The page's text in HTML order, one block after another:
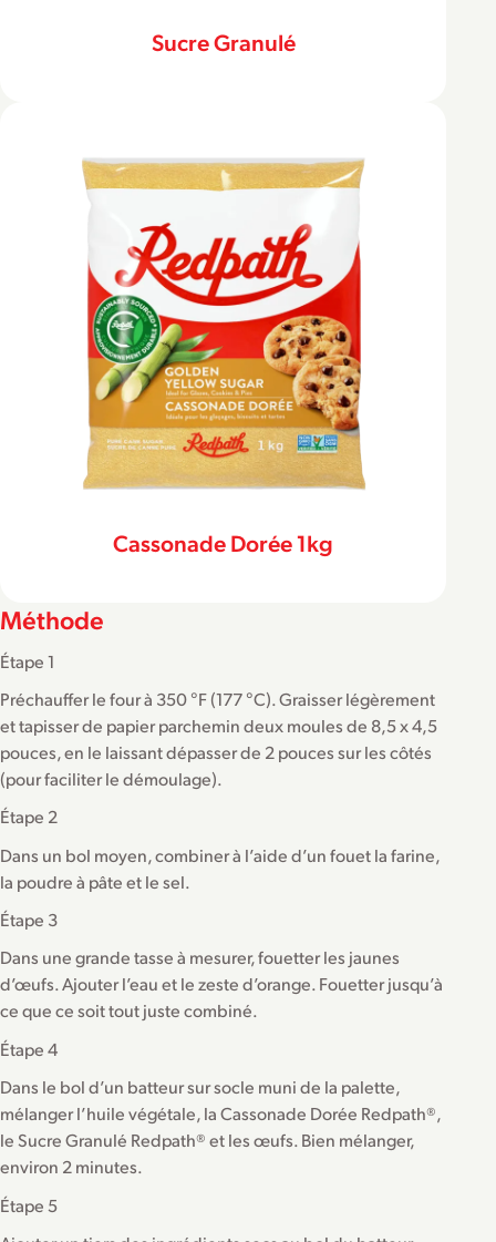
Sucre Granulé
Cassonade Dorée 1kg
Méthode
Étape 1
Préchauffer le four à 350 °F (177 °C). Graisser légèrement
et tapisser de papier parchemin deux moules de 8,5 x 4,5
pouces, en le laissant dépasser de 2 pouces sur les côtés
(pour faciliter le démoulage).
Étape 2
Dans un bol moyen, combiner à l’aide d’un fouet la farine,
la poudre à pâte et le sel.
Étape 3
Dans une grande tasse à mesurer, fouetter les jaunes
d’œufs. Ajouter l’eau et le zeste d’orange. Fouetter jusqu’à
ce que ce soit tout juste combiné.
Étape 4
Dans le bol d’un batteur sur socle muni de la palette,
mélanger l’huile végétale, la Cassonade Dorée Redpath®,
le Sucre Granulé Redpath® et les œufs. Bien mélanger,
environ 2 minutes.
Étape 5